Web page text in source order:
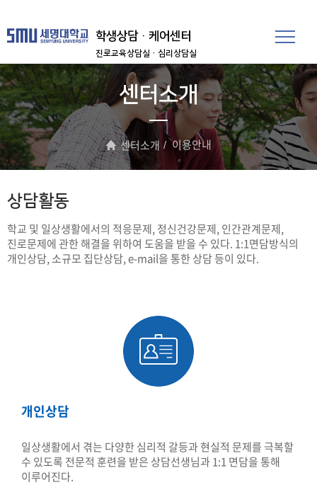
학생상담·케어센터
진로교육상담실 ·심리상담실
센터소개
센터소개 이용안내
상담활동
학교 및 일상생활에서의 적응문제, 정신건강문제, 인간관계문제,
진로문제에 관한 해결을 위하여 도움을 받을 수 있다. 1:1면담방식의
개인상담, 소규모 집단상담, e-mail을 통한 상담 등이 있다.
개인상담
일상생활에서 겪는 다양한 심리적 갈등과 현실적 문제를 극복할
수 있도록 전문적 훈련을 받은 상담선생님과 1:1 면담을 통해
이루어진다.